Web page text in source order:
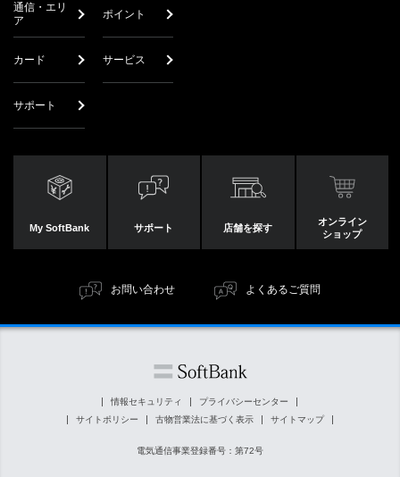
通信・エリ
ア
ポイント
カード サービス
サポート
My SoftBank サポート 店舗を探す
オンライン
ショップ
お問い合わせ よくあるご質問
情報セキュリティ
プライバシーセンター
サイトポリシー
古物営業法に基づく表示 サイトマップ
電気通信事業登録番号：第72号